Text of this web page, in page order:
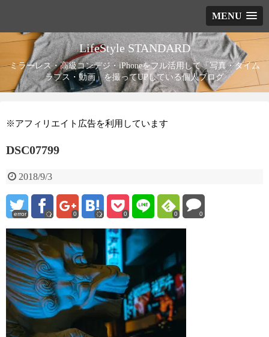
MENU
LifeStyle STANDARD
ミラーレス・高級コンデジ・iPhoneをフル活用して「写真・タイム
ラプス・動画」を撮ってUPしている個人ブログ
※アフィリエイト広告を利用しています
DSC07799
2018/9/3
error 0 0 0 0